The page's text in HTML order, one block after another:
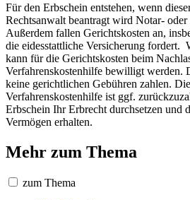
Für den Erbschein entstehen, wenn
Rechtsanwalt beantragt wird Notar- oder
Außerdem fallen Gerichtskosten an,
die eidesstattliche Versicherung fordert.
kann für die Gerichtskosten beim
Verfahrenskostenhilfe bewilligt werden.
keine gerichtlichen Gebühren zahlen.
Verfahrenskostenhilfe ist ggf.
Erbschein Ihr Erbrecht durchsetzen und
Vermögen erhalten.
Mehr zum Thema
zum Thema